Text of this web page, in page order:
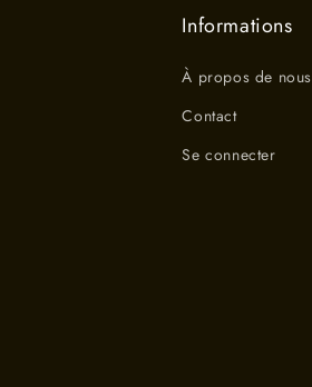
Informations
À propos de nous
Contact
Se connecter